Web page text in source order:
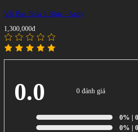
Vải Bàn Bida 3 Băng - Andy
1,300,000đ
0.0 0 đánh giá
0% | 0
0% | 0